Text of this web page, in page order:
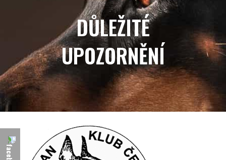
DŮLEŽITÉ
UPOZORNĚNÍ